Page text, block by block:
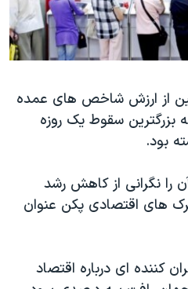
چین از ارزش شاخص های عمده
که بزرگترین سقوط یک روزه
را نگرانی از کاهش رشد
های اقتصادی پکن عنوان
کننده ای درباره اقتصاد